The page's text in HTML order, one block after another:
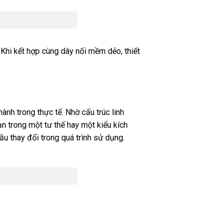
kết hợp cùng dây nối mềm dẻo, thiết
trong thực tế. Nhờ cấu trúc linh
trong một tư thế hay một kiểu kích
thay đổi trong quá trình sử dụng.